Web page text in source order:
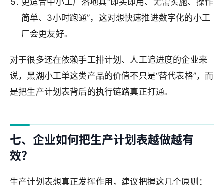
简单、3小时跑通”，这对想快速推进数字化的小工
厂会更友好。
对于很多还在依赖手工排计划、人工追进度的企业来
说，黑湖小工单这类产品的价值不只是“替代表格”，而
是把生产计划表背后的执行链路真正打通。
七、企业如何把生产计划表越做越有
效？
生产计划表想真正发挥作用，建议把握这几个原则：